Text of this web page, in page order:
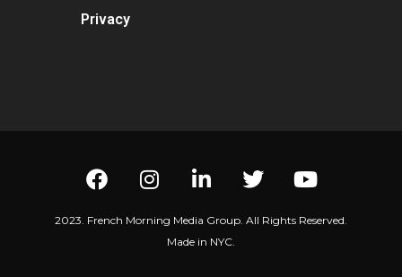
Privacy
2023. French Morning Media Group. All Rights Reserved.
Made in NYC.